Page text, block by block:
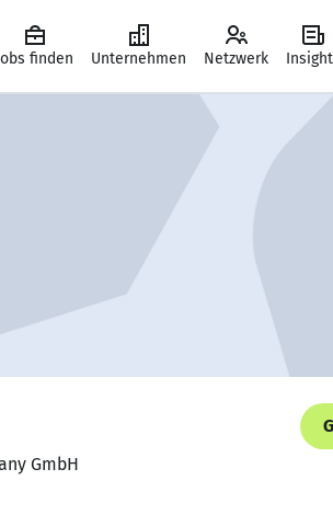
finden Unternehmen Netzwerk
GmbH